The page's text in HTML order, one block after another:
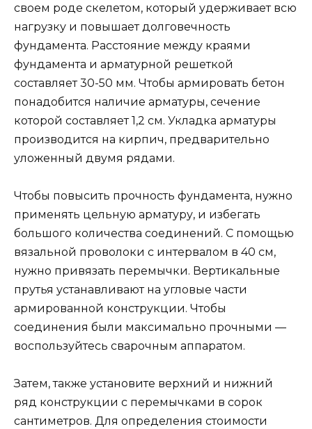
своем роде скелетом, который удерживает всю
нагрузку и повышает долговечность
фундамента. Расстояние между краями
фундамента и арматурной решеткой
составляет 30-50 мм. Чтобы армировать бетон
понадобится наличие арматуры, сечение
которой составляет 1,2 см. Укладка арматуры
производится на кирпич, предварительно
уложенный двумя рядами.
Чтобы повысить прочность фундамента, нужно
применять цельную арматуру, и избегать
большого количества соединений. С помощью
вязальной проволоки с интервалом в 40 см,
нужно привязать перемычки. Вертикальные
прутья устанавливают на угловые части
армированной конструкции. Чтобы
соединения были максимально прочными —
воспользуйтесь сварочным аппаратом.
Затем, также установите верхний и нижний
ряд конструкции с перемычками в сорок
сантиметров. Для определения стоимости